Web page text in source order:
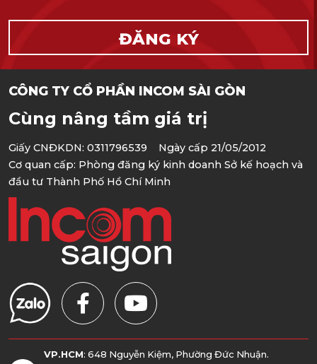
CÔNG TY CỔ PHẦN INCOM SÀI GÒN
Cùng nâng tầm giá trị
Giấy CNĐKDN: 0311796539 Ngày cấp 21/05/2012
Cơ quan cấp: Phòng đăng ký kinh doanh Sở kế hoạch và
đầu tư Thành Phố Hồ Chí Minh
VP.HCM: 648 Nguyễn Kiệm, Phường Đức Nhuận.